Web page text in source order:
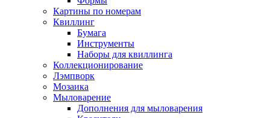
Картины по номерам
Квиллинг
Бумага
Инструменты
Наборы для квиллинга
Коллекционирование
Лэмпворк
Мозаика
Мыловарение
Дополнения для мыловарения